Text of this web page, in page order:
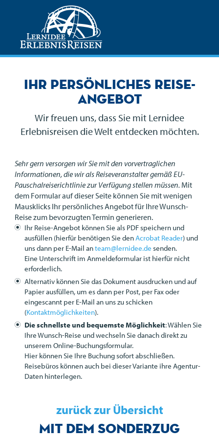
Ihr persönliches Reise-
Angebot
Wir freuen uns, dass Sie mit Lernidee
Erlebnisreisen die Welt entdecken möchten.
Sehr gern versorgen wir Sie mit den vorvertraglichen
Informationen, die wir als Reiseveranstalter gemäß EU-
Pauschalreiserichtlinie zur Verfügung stellen müssen. Mit
dem Formular auf dieser Seite können Sie mit wenigen
Mausklicks Ihr persönliches Angebot für Ihre Wunsch-
Reise zum bevorzugten Termin generieren.
Ihr Reise-Angebot können Sie als PDFspeichern und
ausfüllen (hierfür benötigen Sie denAcrobat Reader) und
uns dann per E-Mail anteam@lernidee.de senden.
Eine Unterschrift im Anmeldeformular ist hierfür nicht
erforderlich.
Alternativ können Sie das Dokument ausdrucken und auf
Papier ausfüllen, um es dann per Post, per Fax oder
eingescannt per E-Mail an uns zu schicken
(Kontaktmöglichkeiten).
Die schnellste und bequemste Möglichkeit: Wählen Sie
Ihre Wunsch-Reise und wechseln Sie danach direkt zu
unserem Online-Buchungsformular.
Hier können Sie Ihre Buchung sofort abschließen.
Reisebüros können auch bei dieser Variante ihre Agentur-
Daten hinterlegen.
zurück zur Übersicht
Mit dem Sonderzug